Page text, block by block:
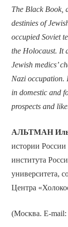
The Black Book,
destinies of
occupied Soviet
the Holocaust. It
Jewish medics’
Nazi occupation.
in domestic and
prospects and
АЛЬТМАН
истории
института
университета,
Центра
(Москва. E-mail: